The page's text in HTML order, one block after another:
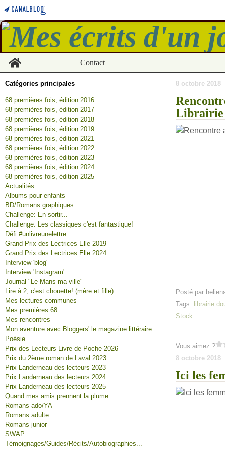
Home
Contact
Catégories principales
68 premières fois, édition 2016
68 premières fois, édition 2017
68 premières fois, édition 2018
68 premières fois, édition 2019
68 premières fois, édition 2021
68 premières fois, édition 2022
68 premières fois, édition 2023
68 premières fois, édition 2024
68 premières fois, édition 2025
Actualités
Albums pour enfants
BD/Romans graphiques
Challenge: En sortir...
Challenge: Les classiques c'est fantastique!
Défi #unlivreunelettre
Grand Prix des Lectrices Elle 2019
Grand Prix des Lectrices Elle 2024
Interview 'blog'
Interview 'Instagram'
Journal "Le Mans ma ville"
Lire à 2, c'est chouette! (mère et fille)
Mes lectures communes
Mes premières 68
Mes rencontres
Mon aventure avec Bloggers' le magazine littéraire
Poésie
Prix des Lecteurs Livre de Poche 2026
Prix du 2ème roman de Laval 2023
Prix Landerneau des lecteurs 2023
Prix Landerneau des lecteurs 2024
Prix Landerneau des lecteurs 2025
Quand mes amis prennent la plume
Romans ado/YA
Romans adulte
Romans junior
SWAP
Témoignages/Guides/Récits/Autobiographies...
8 octobre 2018
Librairie
Posté par
Tags: librairie
Stock
Vous aimez ?
8 octobre 2018
Ici les